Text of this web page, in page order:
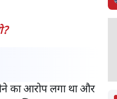
का आरोप लगा था और